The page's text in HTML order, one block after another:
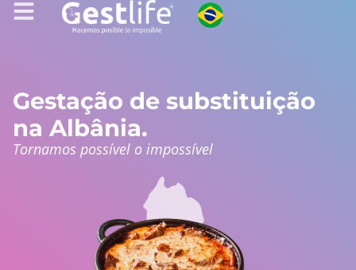
Gestação de substituição
na Albânia.
Tornamos possível o impossível